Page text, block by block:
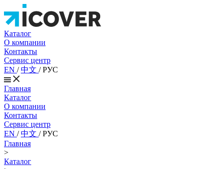
Каталог
О компании
Контакты
Сервис центр
EN /中文 /РУС
Главная
Каталог
О компании
Контакты
Сервис центр
EN /中文 /РУС
Главная
>
Каталог